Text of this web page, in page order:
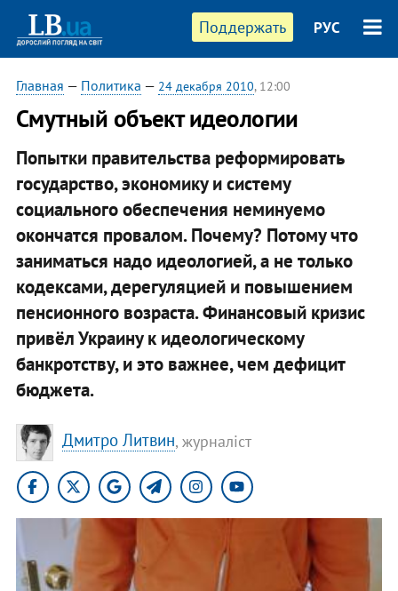
Поддержать РУС
Главная — Политика — 24 декабря 2010, 12:00
​Смутный объект идеологии
Попытки правительства реформировать
государство, экономику и систему
социального обеспечения неминуемо
окончатся провалом. Почему? Потому что
заниматься надо идеологией, а не только
кодексами, дерегуляцией и повышением
пенсионного возраста. Финансовый кризис
привёл Украину к идеологическому
банкротству, и это важнее, чем дефицит
бюджета.
Дмитро Литвин, журналіст